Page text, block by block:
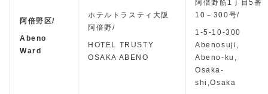
阿倍野区/
Abeno
Ward
ホテルトラスティ大阪
阿倍野/
HOTEL TRUSTY
OSAKA ABENO
阿倍野筋1丁目5番
10－300号/
1-5-10-300
Abenosuji,
Abeno-ku,
Osaka-
shi,Osaka